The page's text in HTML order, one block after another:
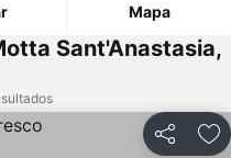
Mapa
Sant'Anastasia,
Partilhar